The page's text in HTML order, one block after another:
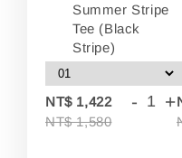
Summer Stripe
Tee (Black
Stripe)
NT$ 1,422
NT$ 1,580
- +